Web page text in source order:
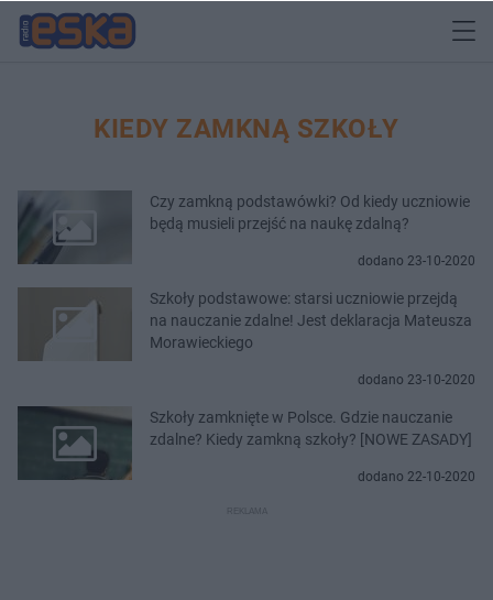
KIEDY ZAMKNĄ SZKOŁY
Czy zamkną podstawówki? Od kiedy uczniowie
będą musieli przejść na naukę zdalną?
dodano 23-10-2020
Szkoły podstawowe: starsi uczniowie przejdą
na nauczanie zdalne! Jest deklaracja Mateusza
Morawieckiego
dodano 23-10-2020
Szkoły zamknięte w Polsce. Gdzie nauczanie
zdalne? Kiedy zamkną szkoły? [NOWE ZASADY]
dodano 22-10-2020